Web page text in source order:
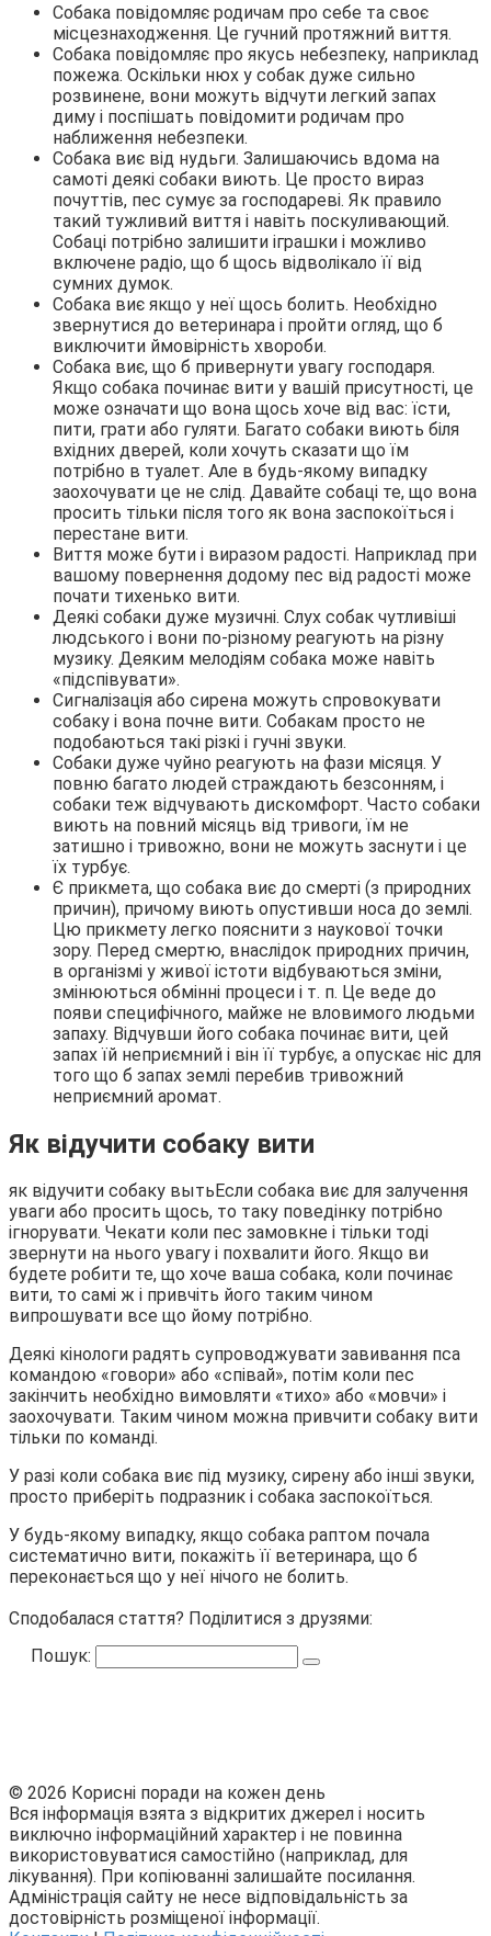
Собака повідомляє родичам про себе та своє
місцезнаходження. Це гучний протяжний виття.
Собака повідомляє про якусь небезпеку, наприклад
пожежа. Оскільки нюх у собак дуже сильно
розвинене, вони можуть відчути легкий запах
диму і поспішать повідомити родичам про
наближення небезпеки.
Собака виє від нудьги. Залишаючись вдома на
самоті деякі собаки виють. Це просто вираз
почуттів, пес сумує за господареві. Як правило
такий тужливий виття і навіть поскуливающий.
Собаці потрібно залишити іграшки і можливо
включене радіо, що б щось відволікало її від
сумних думок.
Собака виє якщо у неї щось болить. Необхідно
звернутися до ветеринара і пройти огляд, що б
виключити ймовірність хвороби.
Собака виє, що б привернути увагу господаря.
Якщо собака починає вити у вашій присутності, це
може означати що вона щось хоче від вас: їсти,
пити, грати або гуляти. Багато собаки виють біля
вхідних дверей, коли хочуть сказати що їм
потрібно в туалет. Але в будь-якому випадку
заохочувати це не слід. Давайте собаці те, що вона
просить тільки після того як вона заспокоїться і
перестане вити.
Виття може бути і виразом радості. Наприклад при
вашому повернення додому пес від радості може
почати тихенько вити.
Деякі собаки дуже музичні. Слух собак чутливіші
людського і вони по-різному реагують на різну
музику. Деяким мелодіям собака може навіть
«підспівувати».
Сигналізація або сирена можуть спровокувати
собаку і вона почне вити. Собакам просто не
подобаються такі різкі і гучні звуки.
Собаки дуже чуйно реагують на фази місяця. У
повню багато людей страждають безсонням, і
собаки теж відчувають дискомфорт. Часто собаки
виють на повний місяць від тривоги, їм не
затишно і тривожно, вони не можуть заснути і це
їх турбує.
Є прикмета, що собака виє до смерті (з природних
причин), причому виють опустивши носа до землі.
Цю прикмету легко пояснити з наукової точки
зору. Перед смертю, внаслідок природних причин,
в організмі у живої істоти відбуваються зміни,
змінюються обмінні процеси і т. п. Це веде до
появи специфічного, майже не вловимого людьми
запаху. Відчувши його собака починає вити, цей
запах їй неприємний і він її турбує, а опускає ніс для
того що б запах землі перебив тривожний
неприємний аромат.
Як відучити собаку вити
як відучити собаку вытьЕсли собака виє для залучення
уваги або просить щось, то таку поведінку потрібно
ігнорувати. Чекати коли пес замовкне і тільки тоді
звернути на нього увагу і похвалити його. Якщо ви
будете робити те, що хоче ваша собака, коли починає
вити, то самі ж і привчіть його таким чином
випрошувати все що йому потрібно.
Деякі кінологи радять супроводжувати завивання пса
командою «говори» або «співай», потім коли пес
закінчить необхідно вимовляти «тихо» або «мовчи» і
заохочувати. Таким чином можна привчити собаку вити
тільки по команді.
У разі коли собака виє під музику, сирену або інші звуки,
просто приберіть подразник і собака заспокоїться.
У будь-якому випадку, якщо собака раптом почала
систематично вити, покажіть її ветеринара, що б
переконається що у неї нічого не болить.
Сподобалася стаття? Поділитися з друзями:
Пошук:
© 2026 Корисні поради на кожен день
Вся інформація взята з відкритих джерел і носить
виключно інформаційний характер і не повинна
використовуватися самостійно (наприклад, для
лікування). При копіюванні залишайте посилання.
Адміністрація сайту не несе відповідальність за
достовірність розміщеної інформації.